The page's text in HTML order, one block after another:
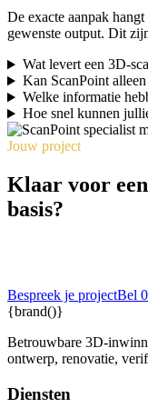
De exacte aanpak
gewenste output. Dit
Wat levert een 3D-
Kan ScanPoint
Welke informatie
Hoe snel kunnen
Jouw project
Klaar voor
basis?
Bespreek je projectBel
{brand()}
Betrouwbare 3D-
ontwerp, renovatie,
Diensten